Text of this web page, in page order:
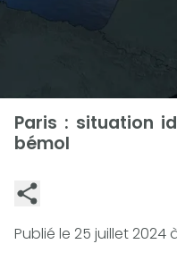
Paris : situation
bémol
Publié le 25 juillet 2024